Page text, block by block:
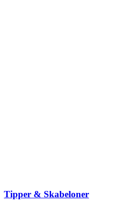
Tipper & Skabeloner